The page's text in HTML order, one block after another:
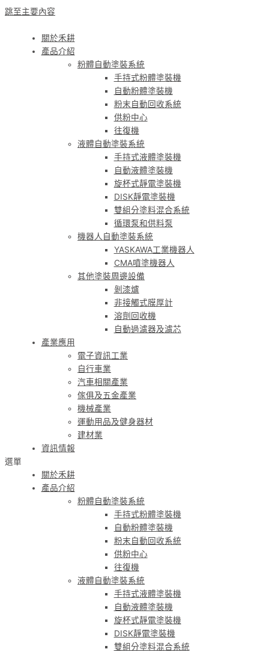
跳至主要內容
關於禾耕
產品介紹
粉體自動塗裝系統
手持式粉體塗裝機
自動粉體塗裝機
粉末自動回收系統
供粉中心
往復機
液體自動塗裝系統
手持式液體塗裝機
自動液體塗裝機
旋杯式靜電塗裝機
DISK靜電塗裝機
雙組分塗料混合系統
循環泵和供料泵
機器人自動塗裝系統
YASKAWA工業機器人
CMA噴塗機器人
其他塗裝周邊設備
剝漆爐
非接觸式膜厚計
溶劑回收機
自動過濾器及濾芯
產業應用
電子資訊工業
自行車業
汽車相關產業
傢俱及五金產業
機械產業
運動用品及健身器材
建材業
資訊情報
選單
關於禾耕
產品介紹
粉體自動塗裝系統
手持式粉體塗裝機
自動粉體塗裝機
粉末自動回收系統
供粉中心
往復機
液體自動塗裝系統
手持式液體塗裝機
自動液體塗裝機
旋杯式靜電塗裝機
DISK靜電塗裝機
雙組分塗料混合系統